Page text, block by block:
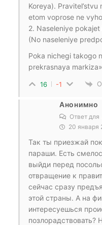
Koreya).
etom voprose ne
2. Naseleniye
(No naseleniye
Poka nichegi takogo
prekrasnaya
16 -1
Анонимно
Ответ для
20 января
Так ты приезжай
параши. Есть
выйди перед
отвращение к
сейчас сразу
этой страны. А на
интересуешься
позлорадствовать?